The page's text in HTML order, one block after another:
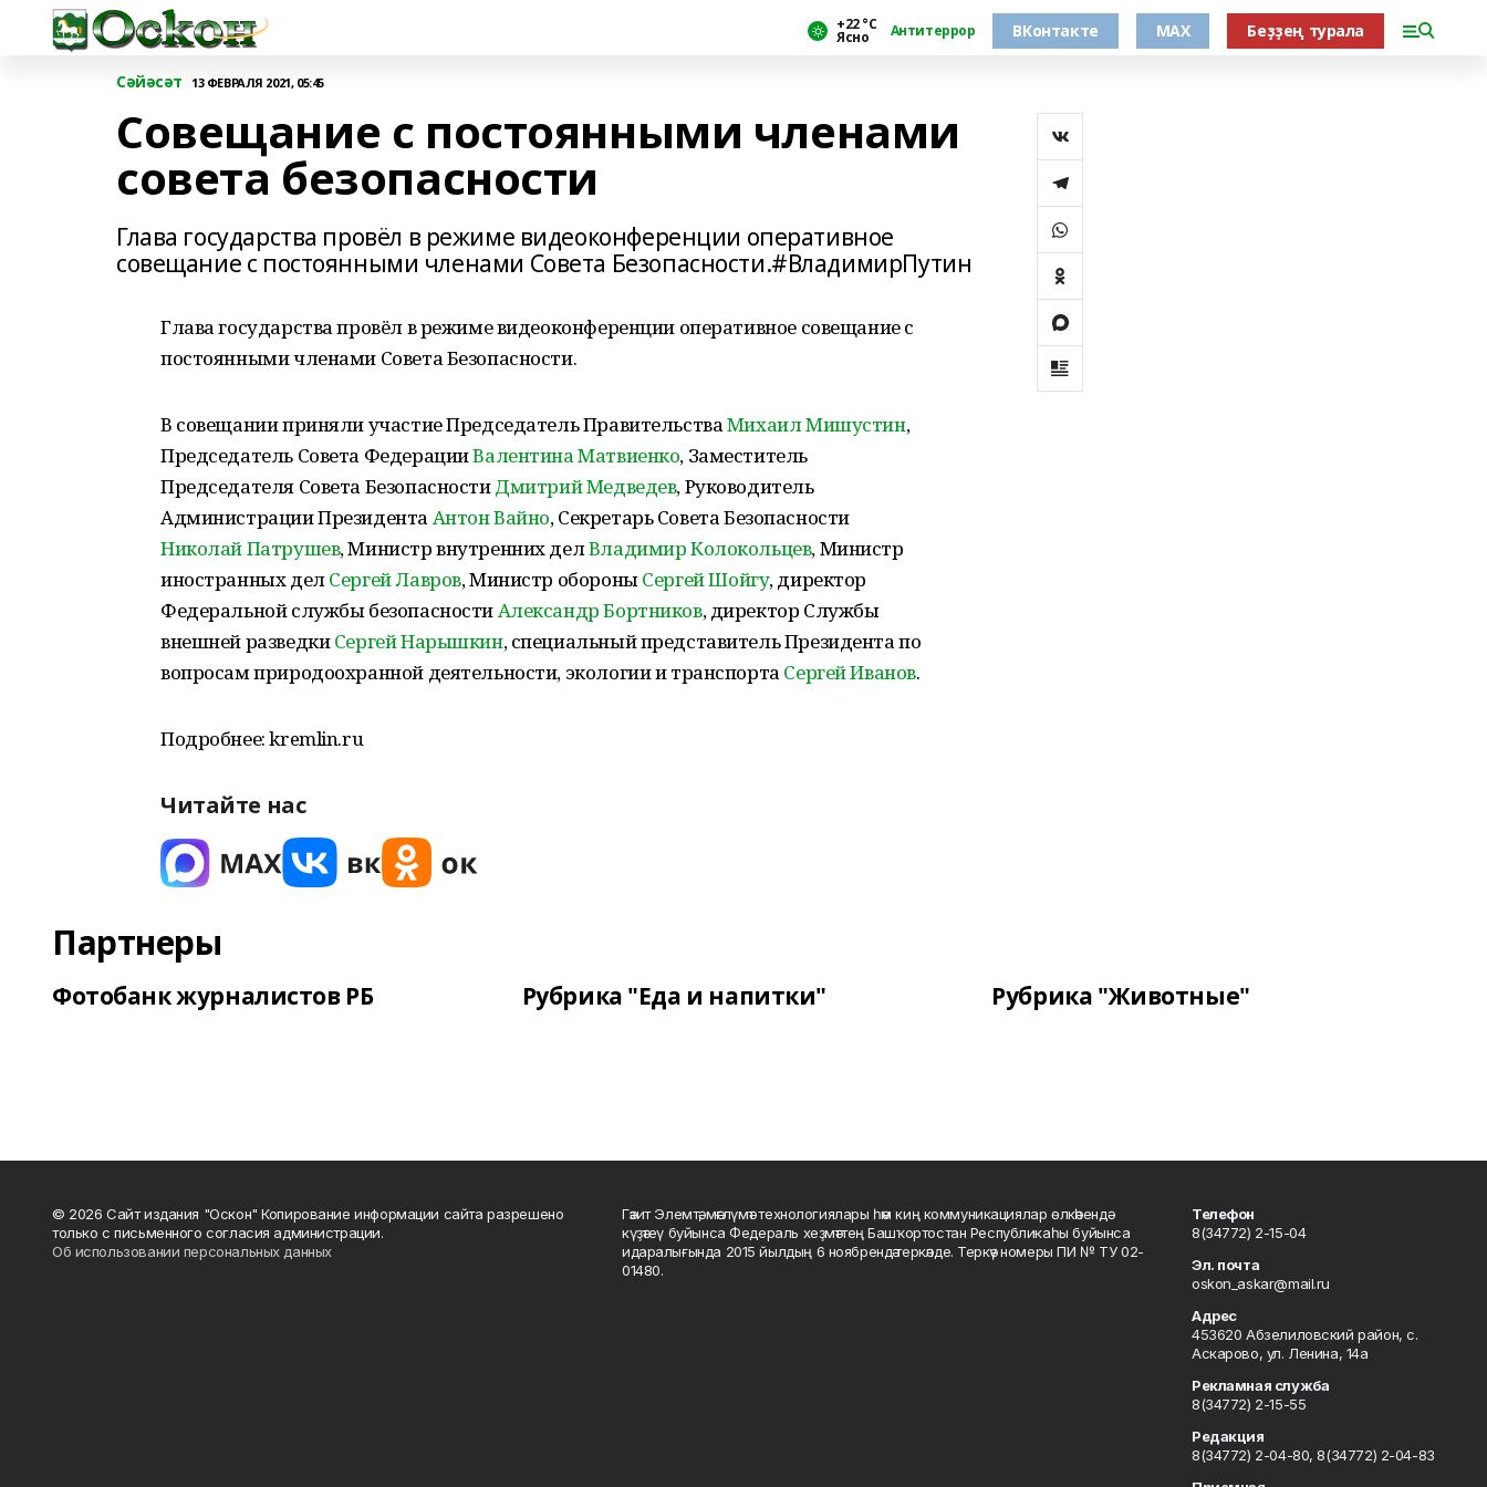
+22 °С
Ясно Антитеррор ВКонтакте MAX Беҙҙең турала
Сәйәсәт 13 ФЕВРАЛЯ 2021, 05:45
Совещание с постоянными членами
совета безопасности
Глава государства провёл в режиме видеоконференции оперативное
совещание с постоянными членами Совета Безопасности.#ВладимирПутин
Глава государства провёл в режиме видеоконференции оперативное совещание с
постоянными членами Совета Безопасности.
В совещании приняли участие Председатель ПравительстваМихаил Мишустин,
Председатель Совета ФедерацииВалентина Матвиенко, Заместитель
Председателя Совета БезопасностиДмитрий Медведев, Руководитель
Администрации Президента Антон Вайно, Секретарь Совета Безопасности
Николай Патрушев, Министр внутренних делВладимир Колокольцев, Министр
иностранных делСергей Лавров, Министр обороныСергей Шойгу, директор
Федеральной службы безопасностиАлександр Бортников, директор Службы
внешней разведкиСергей Нарышкин, специальный представитель Президента по
вопросам природоохранной деятельности, экологии и транспорта Сергей Иванов.
Подробнее: kremlin.ru
Читайте нас
Партнеры
Фотобанк журналистов РБ Рубрика "Еда и напитки" Рубрика "Животные"
© 2026 Сайт издания "Оскон" Копирование информации сайта разрешено
только с письменного согласия администрации.
Об использовании персональных данных
Гәзит Элемтә, мәғлүмәт технологиялары һәм киң коммуникациялар өлкәһендә
күҙәтеү буйынса Федераль хеҙмәттең Башҡортостан Республикаһы буйынса
идаралығында 2015 йылдың 6 ноябрендә теркәлде. Теркәү номеры ПИ № ТУ 02-
01480.
Телефон
8(34772) 2-15-04
Эл. почта
oskon_askar@mail.ru
Адрес
453620 Абзелиловский район, с.
Аскарово, ул. Ленина, 14а
Рекламная служба
8(34772) 2-15-55
Редакция
8(34772) 2-04-80, 8(34772) 2-04-83